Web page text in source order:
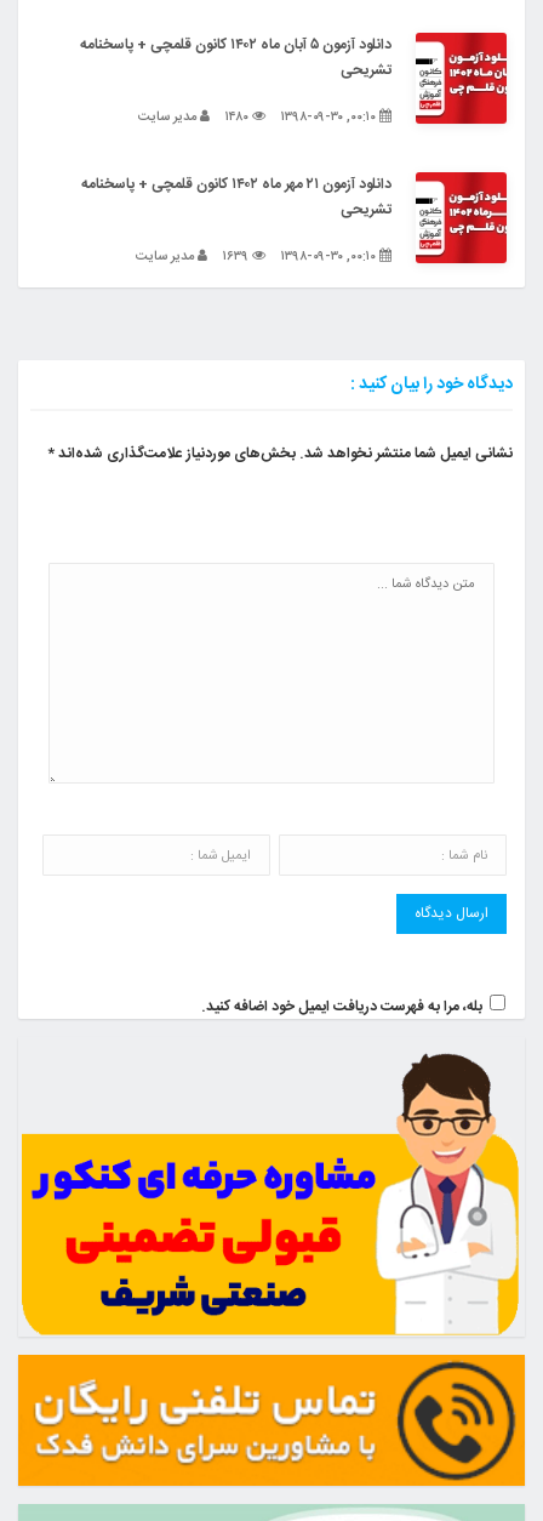
دانلود آزمون ۵ آبان ماه ۱۴۰۲ کانون قلمچی + پاسخنامه
تشریحی
مدیر سایت
دانلود آزمون ۲۱ مهر ماه ۱۴۰۲ کانون قلمچی + پاسخنامه
تشریحی
مدیر سایت
دیدگاه خود را بیان کنید :
نشانی ایمیل شما منتشر نخواهد شد. بخش‌های موردنیاز علامت‌گذاری شده‌اند*
بله، مرا به فهرست دریافت ایمیل خود اضافه کنید.